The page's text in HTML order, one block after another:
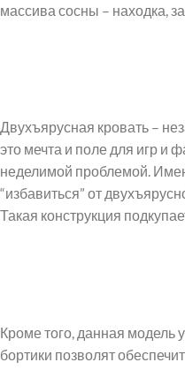
массива сосны – находка,
Двухъярусная кровать –
это мечта и поле для игр и
неделимой проблемой.
“избавиться” от
Такая конструкция
Кроме того, данная модель
бортики позволят
Instagram